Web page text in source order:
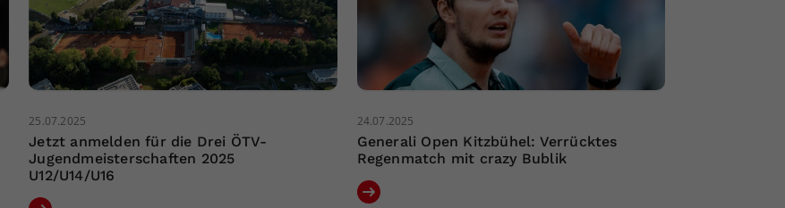
25.07.2025
Jetzt anmelden für die Drei ÖTV-
Jugendmeisterschaften 2025
U12/U14/U16
24.07.2025
Generali Open Kitzbühel: Verrücktes
Regenmatch mit crazy Bublik